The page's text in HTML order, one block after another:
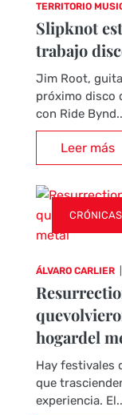
TERRITORIO
Slipknot
trabajo
Jim Root,
próximo disco
con Ride
Leer más
ÁLVARO CARLIER
hogardel
Hay festivales
que
experiencia.